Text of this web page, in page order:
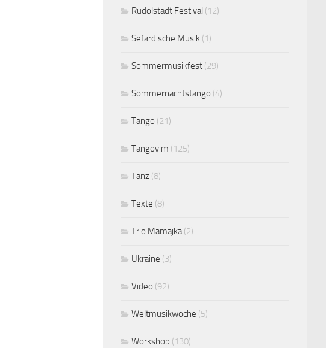
Rudolstadt Festival (12)
Sefardische Musik (1)
Sommermusikfest (29)
Sommernachtstango (4)
Tango (21)
Tangoyim (125)
Tanz (8)
Texte (8)
Trio Mamajka (2)
Ukraine (3)
Video (92)
Weltmusikwoche (5)
Workshop (130)